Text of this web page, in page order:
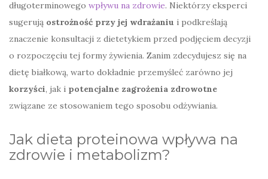
długoterminowego wpływu na zdrowie. Niektórzy eksperci
sugerują ostrożność przy jej wdrażaniu i podkreślają
znaczenie konsultacji z dietetykiem przed podjęciem decyzji
o rozpoczęciu tej formy żywienia. Zanim zdecydujesz się na
dietę białkową, warto dokładnie przemyśleć zarówno jej
korzyści, jak i potencjalne zagrożenia zdrowotne
związane ze stosowaniem tego sposobu odżywiania.
Jak dieta proteinowa wpływa na
zdrowie i metabolizm?